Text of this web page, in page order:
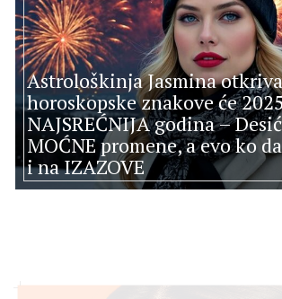
Astrološkinja Jasmina
horoskopske znakove će
NAJSREĆNIJA godina –
MOĆNE promene, a evo ko
i na IZAZOVE